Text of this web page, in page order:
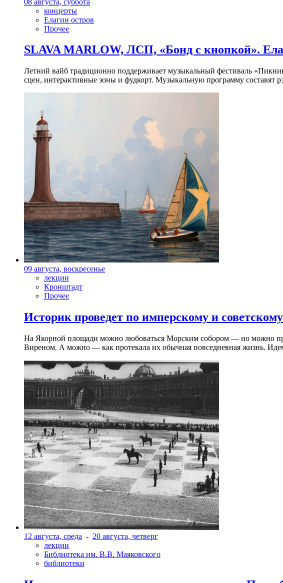
концерты
Елагин остров
Прочее
SLAVA MARLOW, ЛСП, «Бонд с кнопкой».
Летний вайб традиционно поддерживает музыкальный фестиваль
сцен, интерактивные зоны и фудкорт. Музыкальную программу составят
09 августа, воскресенье
лекции
Кронштадт
Прочее
Историк проведет по имперскому и
На Якорной площади можно любоваться Морским собором — но можно
Виреном. А можно — как протекала их обычная повседневная жизнь.
12 августа, среда - 20 августа, четверг
лекции
Библиотека им. В.В. Маяковского
библиотеки